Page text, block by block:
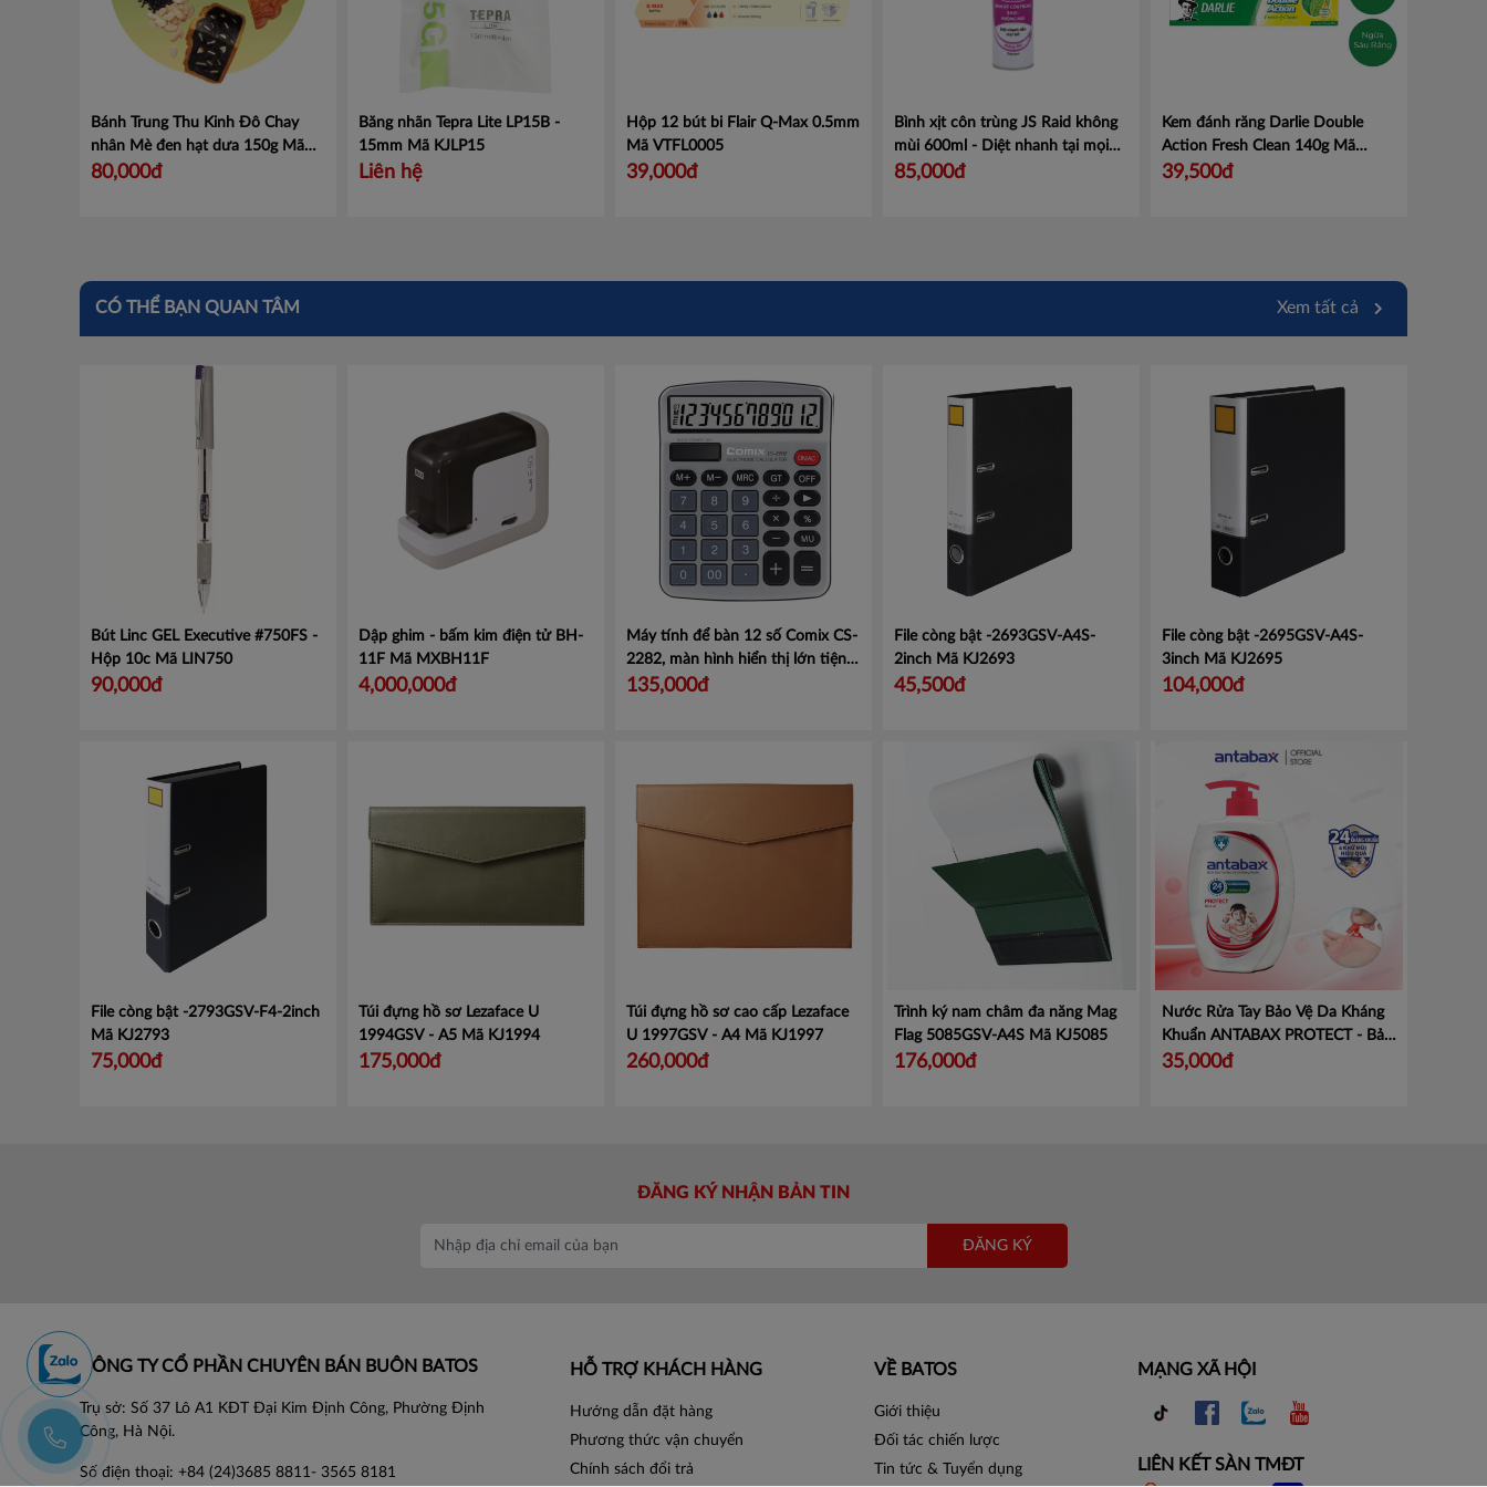
Bánh Trung Thu Kinh Đô Chay
nhân Mè đen hạt dưa 150g Mã
XTX
80,000đ
Băng nhãn Tepra Lite LP15B -
15mm Mã KJLP15
Liên hệ
Hộp 12 bút bi Flair Q-Max 0.5mm
Mã VTFL0005
39,000đ
Bình xịt côn trùng JS Raid không
mùi 600ml - Diệt nhanh tại mọi
nơi, tiêu diệt muỗi sốt xuất huyết.
85,000đ
Kem đánh răng Darlie Double
Action Fresh Clean 140g Mã
101105244
39,500đ
CÓ THỂ BẠN QUAN TÂM Xem tất cả
Bút Linc GEL Executive #750FS -
Hộp 10c Mã LIN750
90,000đ
Dập ghim - bấm kim điện tử BH-
11F Mã MXBH11F
4,000,000đ
Máy tính để bàn 12 số Comix CS-
2282, màn hình hiển thị lớn tiện
lợi.Mã CMCS2282
135,000đ
File còng bật -2693GSV-A4S-
2inch Mã KJ2693
45,500đ
File còng bật -2695GSV-A4S-
3inch Mã KJ2695
104,000đ
File còng bật -2793GSV-F4-2inch
Mã KJ2793
75,000đ
Túi đựng hồ sơ Lezaface U
1994GSV - A5 Mã KJ1994
175,000đ
Túi đựng hồ sơ cao cấp Lezaface
U 1997GSV - A4 Mã KJ1997
260,000đ
Trình ký nam châm đa năng Mag
Flag 5085GSV-A4S Mã KJ5085
176,000đ
Nước Rửa Tay Bảo Vệ Da Kháng
Khuẩn ANTABAX PROTECT - Bảo
VệMã 893 614923 01820
35,000đ
ĐĂNG KÝ NHẬN BẢN TIN
ĐĂNG KÝ
CÔNG TY CỔ PHẦN CHUYÊN BÁN BUÔN BATOS
Trụ sở: Số 37 Lô A1 KĐT Đại Kim Định Công, Phường Định
Công, Hà Nội.
Số điện thoại: +84 (24)3685 8811- 3565 8181
HỖ TRỢ KHÁCH HÀNG
Hướng dẫn đặt hàng
Phương thức vận chuyển
Chính sách đổi trả
VỀ BATOS
Giới thiệu
Đối tác chiến lược
Tin tức & Tuyển dụng
MẠNG XÃ HỘI
LIÊN KẾT SÀN TMĐT